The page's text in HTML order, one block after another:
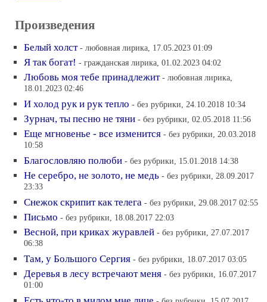
Произведения
Белый холст - любовная лирика, 17.05.2023 01:09
Я так богат! - гражданская лирика, 01.02.2023 04:02
Любовь моя тебе принадлежит - любовная лирика,
18.01.2023 02:46
И холод рук и рук тепло - без рубрики, 24.10.2018 10:34
Зурнач, ты песню не тяни - без рубрики, 02.05.2018 11:56
Еще мгновенье - все изменится - без рубрики, 20.03.2018
10:58
Благословляю полюби - без рубрики, 15.01.2018 14:38
Не серебро, не золото, не медь - без рубрики, 28.09.2017
23:33
Снежок скрипит как телега - без рубрики, 29.08.2017 02:55
Письмо - без рубрики, 18.08.2017 22:03
Весной, при криках журавлей - без рубрики, 27.07.2017
06:38
Там, у Большого Сергия - без рубрики, 18.07.2017 03:05
Деревья в лесу встречают меня - без рубрики, 16.07.2017
01:00